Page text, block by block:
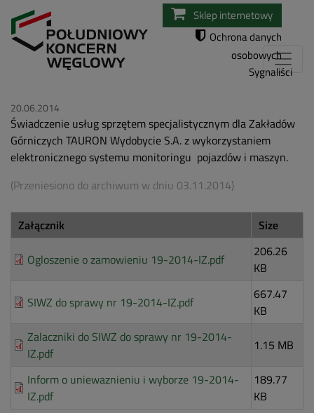
Przejdź
do
Sklep internetowy
Ochrona danych
osobowych
Sygnaliści
20.06.2014
Świadczenie usług sprzętem specjalistycznym dla Zakładów
Górniczych TAURON Wydobycie S.A. z wykorzystaniem
elektronicznego systemu monitoringu pojazdów i maszyn.
(Przeniesiono do archiwum w dniu 03.11.2014)
Załącznik Size
Ogloszenie o zamowieniu 19-2014-IZ.pdf
206.26
KB
SIWZ do sprawy nr 19-2014-IZ.pdf
667.47
KB
Zalaczniki do SIWZ do sprawy nr 19-2014-
IZ.pdf
1.15 MB
Inform o uniewaznieniu i wyborze 19-2014-
IZ.pdf
189.77
KB